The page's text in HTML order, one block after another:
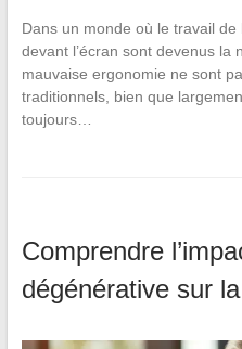
Dans un monde où le travail
devant l’écran sont devenus la
mauvaise ergonomie ne sont
traditionnels, bien que
toujours…
Comprendre
dégénérative sur